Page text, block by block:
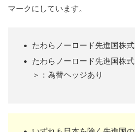
マークにしています。
たわらノーロード先進国株
たわらノーロード先進国株
＞：為替ヘッジあり